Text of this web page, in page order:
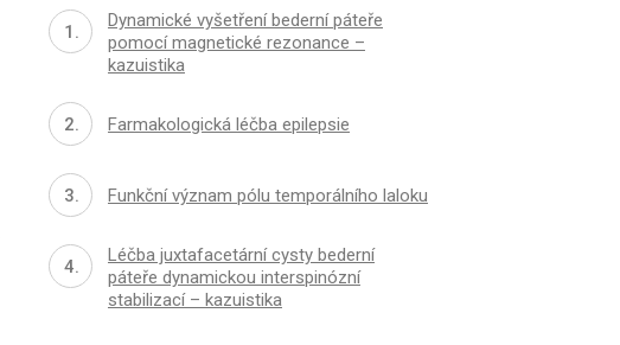
Dynamické vyšetření bederní páteře
pomocí magnetické rezonance –
kazuistika
Farmakologická léčba epilepsie
Funkční význam pólu temporálního laloku
Léčba juxtafacetární cysty bederní
páteře dynamickou interspinózní
stabilizací – kazuistika